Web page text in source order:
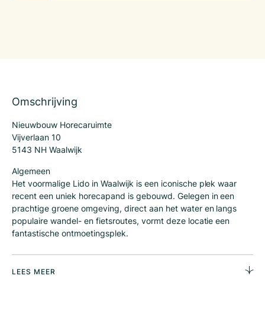
Omschrijving
Nieuwbouw Horecaruimte
Vijverlaan 10
5143 NH Waalwijk
Algemeen
Het voormalige Lido in Waalwijk is een iconische plek waar
recent een uniek horecapand is gebouwd. Gelegen in een
prachtige groene omgeving, direct aan het water en langs
populaire wandel- en fietsroutes, vormt deze locatie een
fantastische ontmoetingsplek.
Dit spectaculaire horecapaviljoen op een unieke locatie aan
het water is uitermate geschikt voor ondernemers die op zoek
LEES MEER